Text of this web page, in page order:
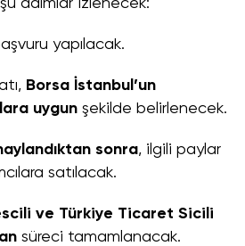
yapılacak.
Borsa İstanbul’un
uygun şekilde belirlenecek.
sonra, ilgili paylar
satılacak.
ve Türkiye Ticaret Sicili
süreci tamamlanacak.